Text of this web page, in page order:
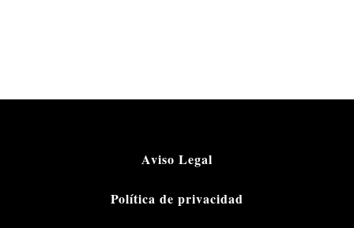
Aviso Legal
Política de privacidad